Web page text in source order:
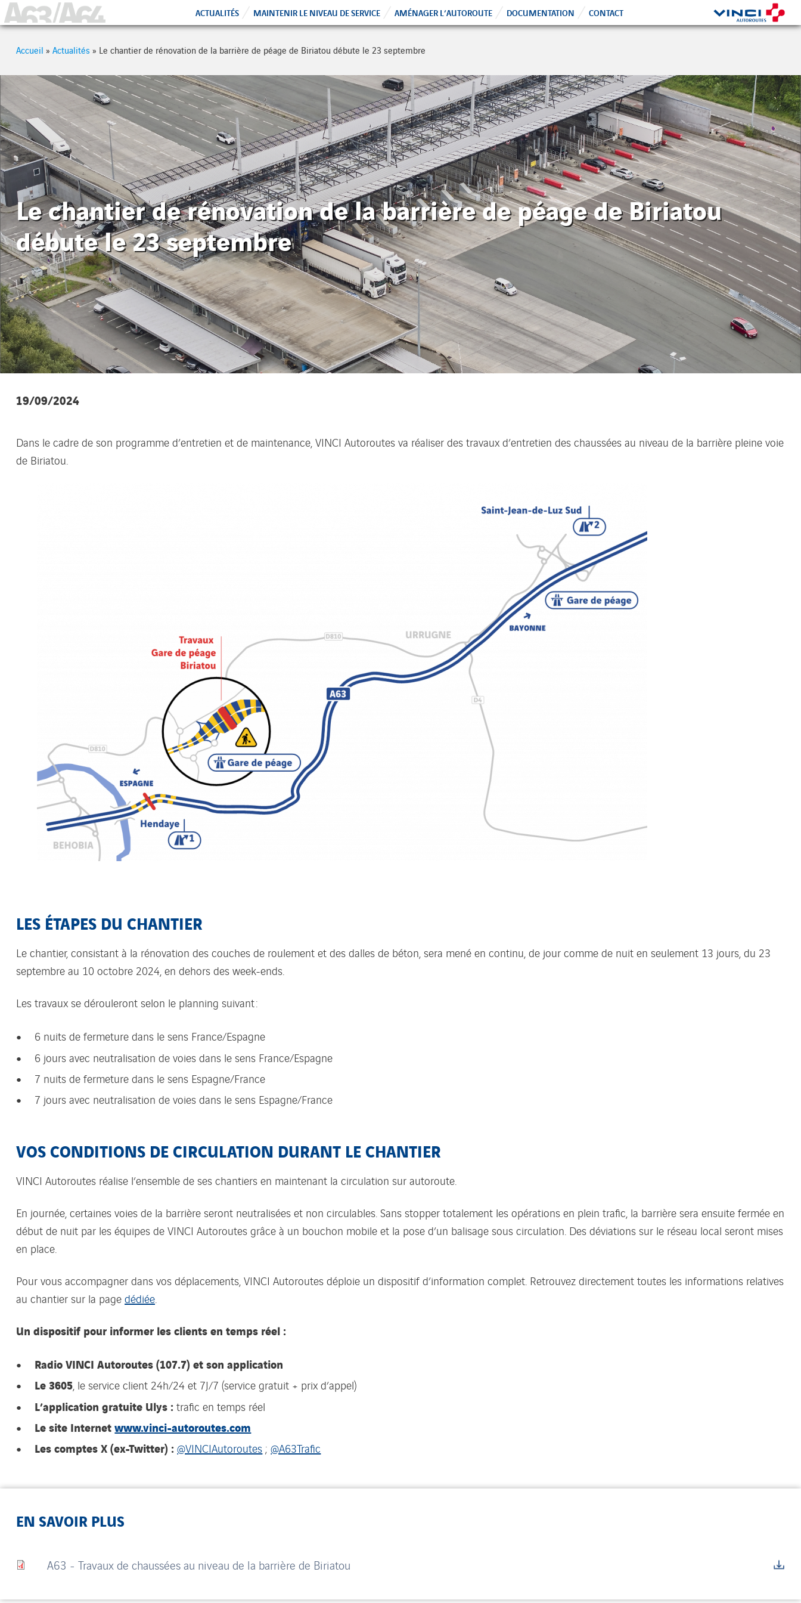
A63 - A64 ACTUALITÉS MAINTENIR LE NIVEAU DE SERVICE AMÉNAGER L’AUTOROUTE DOCUMENTATION CONTACT
Accueil » Actualités » Le chantier de rénovation de la barrière de péage de Biriatou débute le 23 septembre
Le chantier de rénovation de la barrière de péage de Biriatou
débute le 23 septembre
19/09/2024
Dans le cadre de son programme d’entretien et de maintenance, VINCI Autoroutes va réaliser des travaux d’entretien des chaussées au niveau de la barrière pleine voie
de Biriatou.
LES ÉTAPES DU CHANTIER
Le chantier, consistant à la rénovation des couches de roulement et des dalles de béton, sera mené en continu, de jour comme de nuit en seulement 13 jours, du 23
septembre au 10 octobre 2024, en dehors des week-ends.
Les travaux se dérouleront selon le planning suivant :
6 nuits de fermeture dans le sens France/Espagne
6 jours avec neutralisation de voies dans le sens France/Espagne
7 nuits de fermeture dans le sens Espagne/France
7 jours avec neutralisation de voies dans le sens Espagne/France
VOS CONDITIONS DE CIRCULATION DURANT LE CHANTIER
VINCI Autoroutes réalise l’ensemble de ses chantiers en maintenant la circulation sur autoroute.
En journée, certaines voies de la barrière seront neutralisées et non circulables. Sans stopper totalement les opérations en plein trafic, la barrière sera ensuite fermée en
début de nuit par les équipes de VINCI Autoroutes grâce à un bouchon mobile et la pose d’un balisage sous circulation. Des déviations sur le réseau local seront mises
en place.
Pour vous accompagner dans vos déplacements, VINCI Autoroutes déploie un dispositif d’information complet. Retrouvez directement toutes les informations relatives
au chantier sur la pagedédiée
Un dispositif pour informer les clients en temps réel :
Radio VINCI Autoroutes (107.7) et son application
Le 3605, le service client 24h/24 et 7J/7 (service gratuit + prix d’appel)
L’application gratuite Ulys :trafic en temps réel
Le site Internetwww.vinci-autoroutes.com
Les comptes X (ex-Twitter) : @VINCIAutoroutes ;@A63Trafic
EN SAVOIR PLUS
A63 - Travaux de chaussées au niveau de la barrière de Biriatou
Cookies management panel